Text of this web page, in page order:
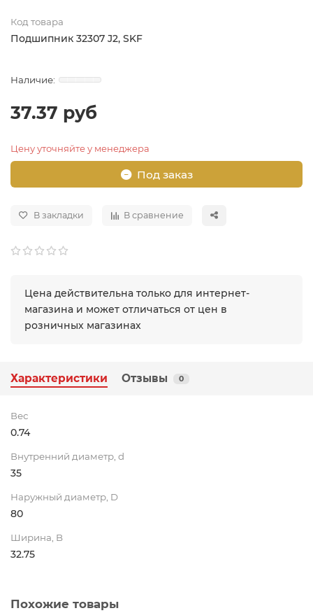
Код товара
Подшипник 32307 J2, SKF
37.37 руб
Цену уточняйте у менеджера
Под заказ
В закладки В сравнение
Цена действительна только для интернет-
магазина и может отличаться от цен в
розничных магазинах
Характеристики Отзывы 0
Вес
0.74
Внутренний диаметр, d
35
Наружный диаметр, D
80
Ширина, B
32.75
Похожие товары